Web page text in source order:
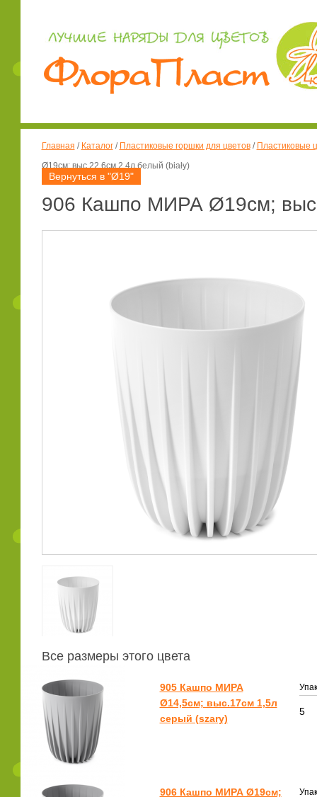
Главная / Каталог/ Пластиковые горшки для цветов/ Пластиковые
Ø19см; выс.22,6см 2,4л белый (biały)
Вернуться в "Ø19"
906 Кашпо МИРА Ø19см;
Все размеры этого цвета
905 Кашпо МИРА
Ø14,5см; выс.17см 1,5л
серый (szary)
5
906 Кашпо МИРА Ø19см;